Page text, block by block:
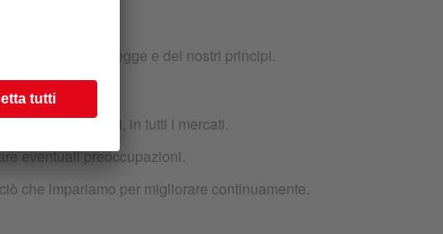
rispetto della legge e dei nostri principi.
a tutti i livelli, in tutti i mercati.
eventuali preoccupazioni.
che impariamo per migliorare continuamente.